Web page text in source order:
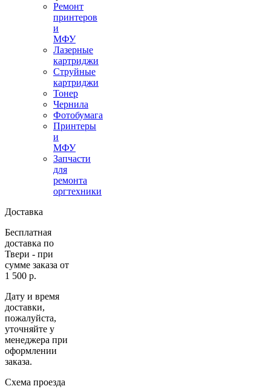
Ремонт
принтеров
и
МФУ
Лазерные
картриджи
Струйные
картриджи
Тонер
Чернила
Фотобумага
Принтеры
и
МФУ
Запчасти
для
ремонта
оргтехники
Доставка
Бесплатная
доставка по
Твери - при
сумме заказа от
1 500 р.
Дату и время
доставки,
пожалуйста,
уточняйте у
менеджера при
оформлении
заказа.
Схема проезда